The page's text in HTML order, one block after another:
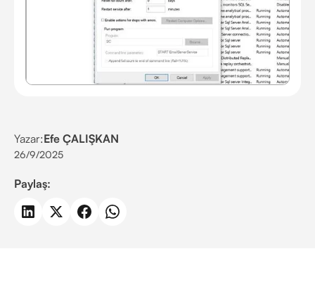
Yazar:Efe ÇALIŞKAN
26/9/2025
Paylaş: